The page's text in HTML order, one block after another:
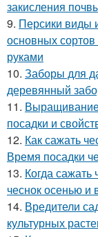
закисления
9. Персики виды
основных
руками
10. Заборы для
деревянный
11. Выращивание
посадки и
12. Как сажать
Время посадки
13. Когда сажать
чеснок осенью и
14. Вредители
культурных